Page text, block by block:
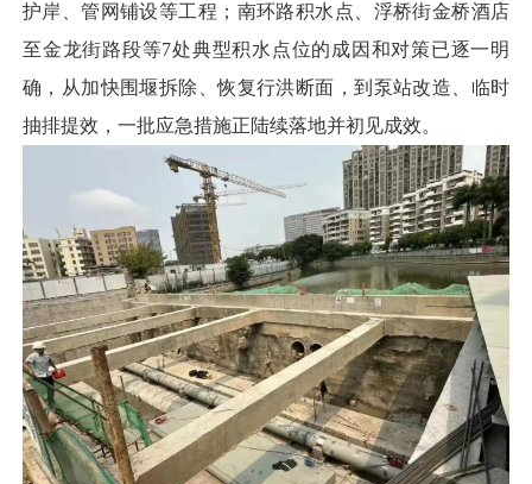
护岸、管网铺设等工程；南环路积水点、浮桥街金桥酒店
至金龙街路段等7处典型积水点位的成因和对策已逐一明
确，从加快围堰拆除、恢复行洪断面，到泵站改造、临时
抽排提效，一批应急措施正陆续落地并初见成效。